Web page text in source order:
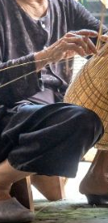
modèle de
uniques
, les joutes
les
entre 1 et 3
du Nord